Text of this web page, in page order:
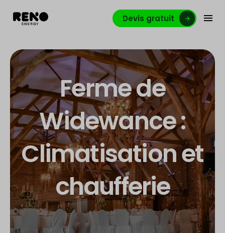
Devis gratuit
Ferme de
Widewance :
Climatisation et
chaufferie